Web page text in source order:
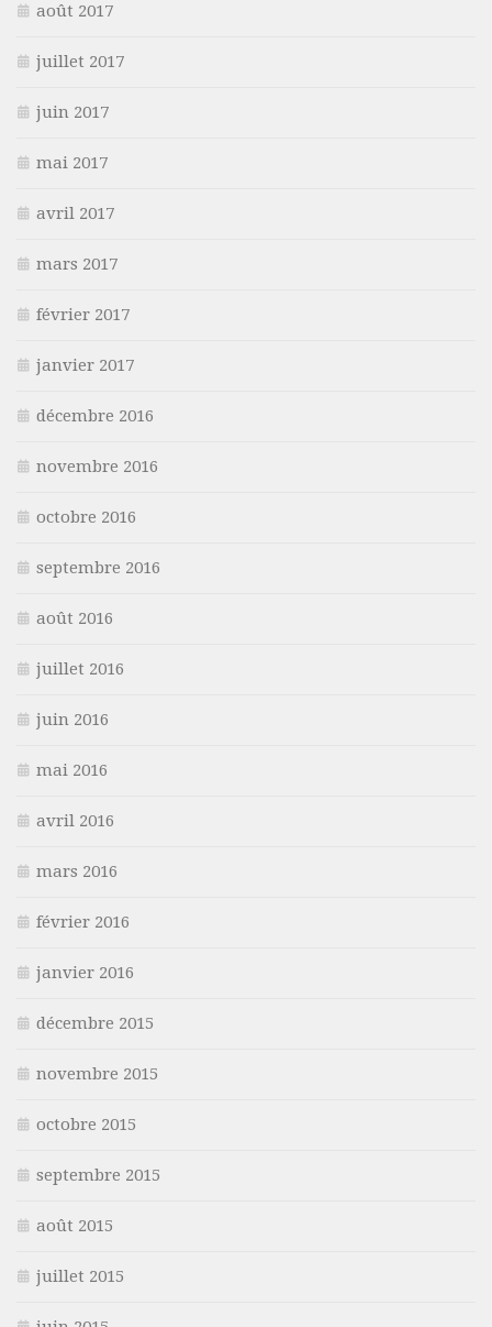
août 2017
juillet 2017
juin 2017
mai 2017
avril 2017
mars 2017
février 2017
janvier 2017
décembre 2016
novembre 2016
octobre 2016
septembre 2016
août 2016
juillet 2016
juin 2016
mai 2016
avril 2016
mars 2016
février 2016
janvier 2016
décembre 2015
novembre 2015
octobre 2015
septembre 2015
août 2015
juillet 2015